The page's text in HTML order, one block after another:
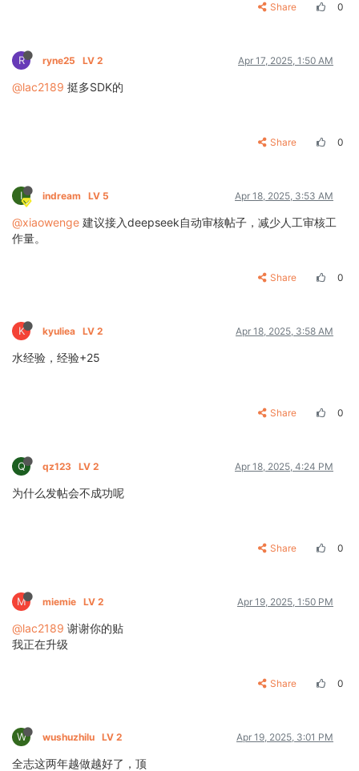
Share 0
R ryne25 LV 2 Apr 17, 2025, 1:50 AM
@lac2189 挺多SDK的
Share 0
I indream LV 5 Apr 18, 2025, 3:53 AM
@xiaowenge 建议接入deepseek自动审核帖子，减少人工审核工
作量。
Share 0
K kyuliea LV 2 Apr 18, 2025, 3:58 AM
水经验，经验+25
Share 0
Q qz123 LV 2 Apr 18, 2025, 4:24 PM
为什么发帖会不成功呢
Share 0
M miemie LV 2 Apr 19, 2025, 1:50 PM
@lac2189 谢谢你的贴
我正在升级
Share 0
W wushuzhilu LV 2 Apr 19, 2025, 3:01 PM
全志这两年越做越好了，顶